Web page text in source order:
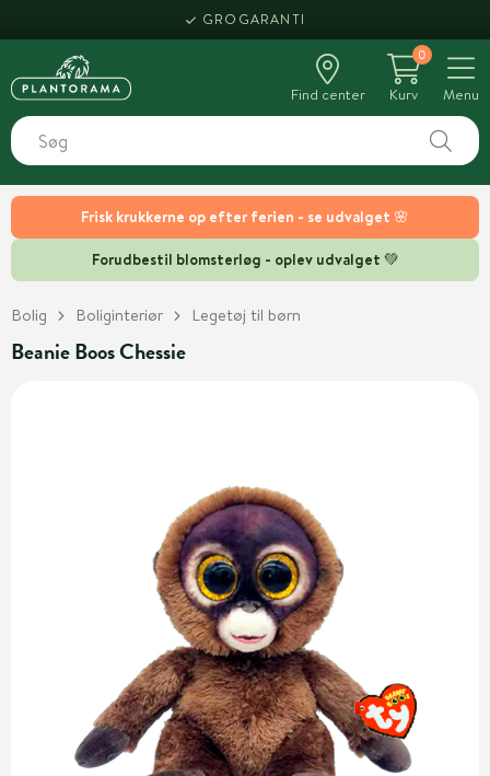
Frisk krukkerne op efter ferien - se udvalget 🌸
Forudbestil blomsterløg - oplev udvalget 💚
GROGARANTI
Find center
0
Kurv
Menu
Bolig Boliginteriør Legetøj til børn
Beanie Boos Chessie